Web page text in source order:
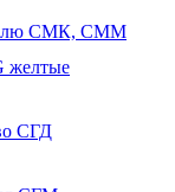
СМК, СММ
желтые
СГД